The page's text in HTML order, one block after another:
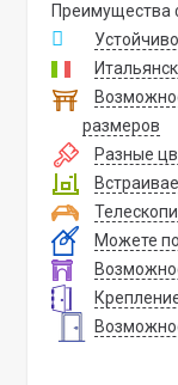
Преимущества
размеров
Разные
Можете